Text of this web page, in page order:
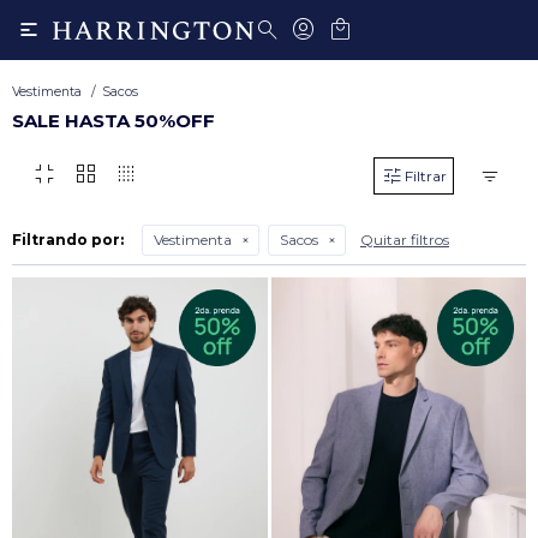

Vestimenta Sacos
SALE HASTA 50%OFF
fullscreen_exit grid_view transition_dissolve
Filtrando por: Vestimenta Sacos Quitar filtros